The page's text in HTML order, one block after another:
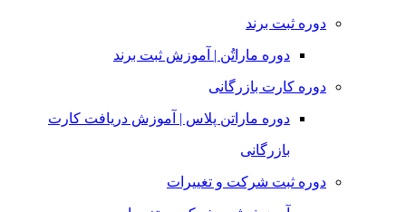
دوره ثبت برند
دوره ماراتُن | آموزش ثبت برند
دوره کارت بازرگانی
دوره ماراتن پلاس | آموزش دریافت کارت
بازرگانی
دوره ثبت شرکت و تغییرات